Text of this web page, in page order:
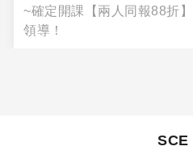
~確定開課【兩人同報88折
領導！
SCE